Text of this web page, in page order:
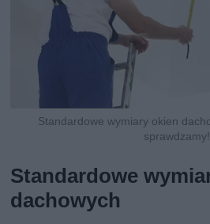
Standardowe wymiary okien
sprawdzamy!
Standardowe
dachowych